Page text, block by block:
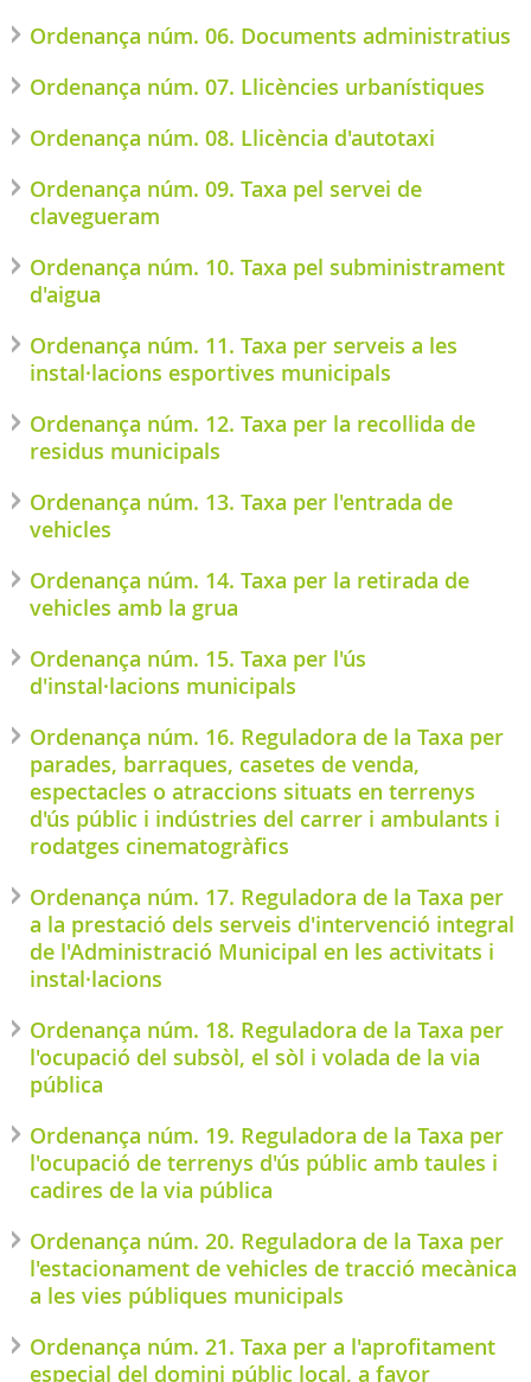
Ordenança núm. 06. Documents administratius
Ordenança núm. 07. Llicències urbanístiques
Ordenança núm. 08. Llicència d'autotaxi
Ordenança núm. 09. Taxa pel servei de
clavegueram
Ordenança núm. 10. Taxa pel subministrament
d'aigua
Ordenança núm. 11. Taxa per serveis a les
instal·lacions esportives municipals
Ordenança núm. 12. Taxa per la recollida de
residus municipals
Ordenança núm. 13. Taxa per l'entrada de
vehicles
Ordenança núm. 14. Taxa per la retirada de
vehicles amb la grua
Ordenança núm. 15. Taxa per l'ús
d'instal·lacions municipals
Ordenança núm. 16. Reguladora de la Taxa per
parades, barraques, casetes de venda,
espectacles o atraccions situats en terrenys
d'ús públic i indústries del carrer i ambulants i
rodatges cinematogràfics
Ordenança núm. 17. Reguladora de la Taxa per
a la prestació dels serveis d'intervenció integral
de l'Administració Municipal en les activitats i
instal·lacions
Ordenança núm. 18. Reguladora de la Taxa per
l'ocupació del subsòl, el sòl i volada de la via
pública
Ordenança núm. 19. Reguladora de la Taxa per
l'ocupació de terrenys d'ús públic amb taules i
cadires de la via pública
Ordenança núm. 20. Reguladora de la Taxa per
l'estacionament de vehicles de tracció mecànica
a les vies públiques municipals
Ordenança núm. 21. Taxa per a l'aprofitament
especial del domini públic local, a favor